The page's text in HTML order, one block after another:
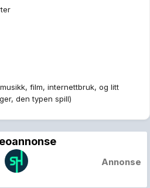
film, internettbruk, og litt
den typen spill)
Annonse